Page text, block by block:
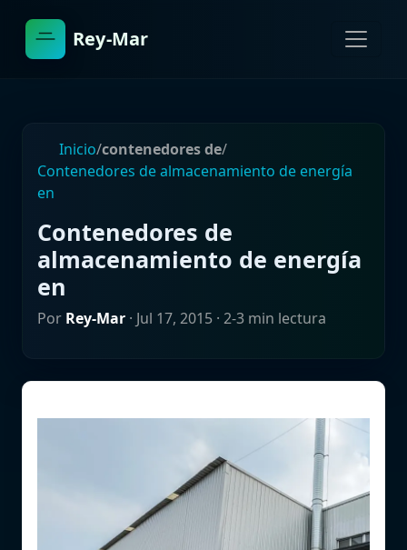
Rey-Mar
Inicio/contenedores de/
Contenedores de almacenamiento de energía
en
Contenedores de
almacenamiento de energía
en
Por Rey-Mar · Jul 17, 2015 · 2-3 min lectura